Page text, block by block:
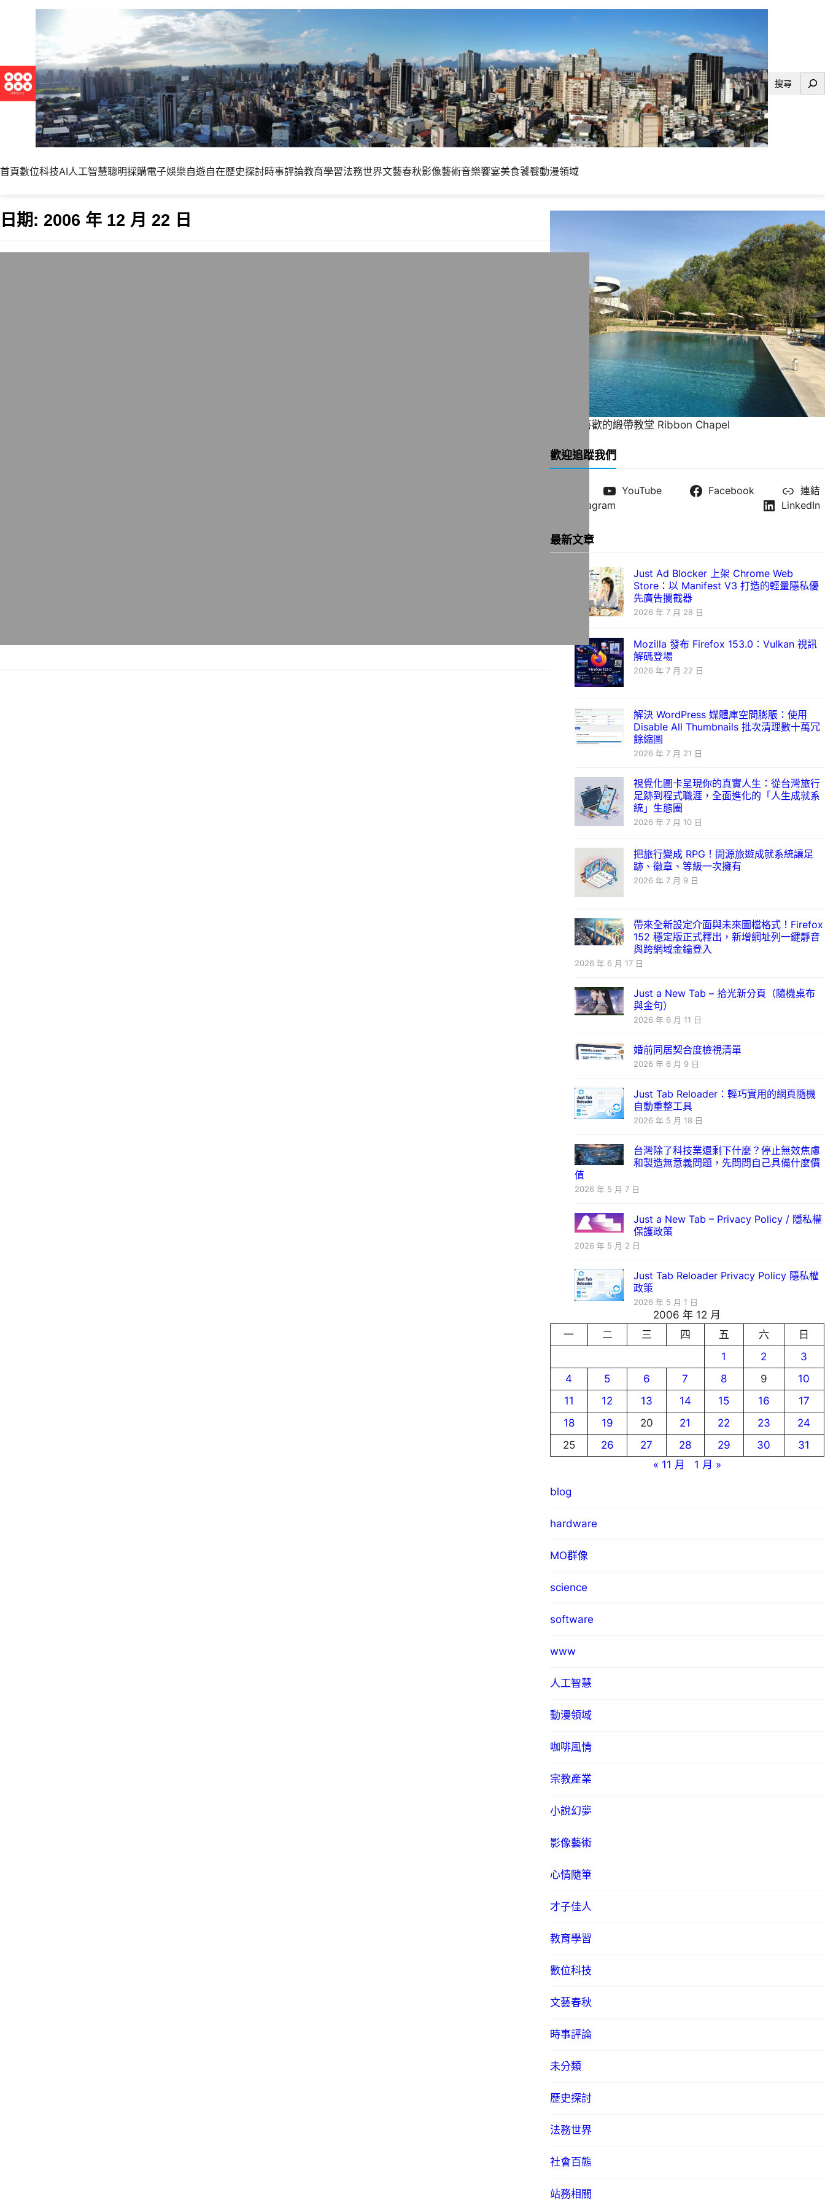
搜
首頁數位科技AI人工智慧聰明採購電子娛樂自遊自在歷史探討時事評論教育學習法務世界文藝春秋影像藝術音樂饗宴美食饕餮動漫領域
日期: 2006 年 12 月 22 日
一直很喜歡的緞帶教堂 Ribbon Chapel
歡迎追蹤我們
YouTube Facebook
連結
Instagram
LinkedIn
最新文章
Just Ad Blocker 上架 Chrome Web
Store：以 Manifest V3 打造的輕量隱私優
先廣告攔截器
2026 年 7 月 28 日
Mozilla 發布 Firefox 153.0：Vulkan 視訊
解碼登場
2026 年 7 月 22 日
解決 WordPress 媒體庫空間膨脹：使用
Disable All Thumbnails 批次清理數十萬冗
餘縮圖
2026 年 7 月 21 日
視覺化圖卡呈現你的真實人生：從台灣旅行
足跡到程式職涯，全面進化的「人生成就系
統」生態圈
2026 年 7 月 10 日
把旅行變成 RPG！開源旅遊成就系統讓足
跡、徽章、等級一次擁有
2026 年 7 月 9 日
帶來全新設定介面與未來圖檔格式！Firefox
152 穩定版正式釋出，新增網址列一鍵靜音
與跨網域金鑰登入
2026 年 6 月 17 日
Just a New Tab – 拾光新分頁（隨機桌布
與金句）
2026 年 6 月 11 日
婚前同居契合度檢視清單
2026 年 6 月 9 日
Just Tab Reloader：輕巧實用的網頁隨機
自動重整工具
2026 年 5 月 18 日
台灣除了科技業還剩下什麼？停止無效焦慮
和製造無意義問題，先問問自己具備什麼價
值
2026 年 5 月 7 日
Just a New Tab – Privacy Policy / 隱私權
保護政策
2026 年 5 月 2 日
Just Tab Reloader Privacy Policy 隱私權
政策
2026 年 5 月 1 日
2006 年 12 月
一
二 三 四 五 六
日
1
2
3
4
5 6 7 8 9
10
11
12 13 14 15 16
17
18
19 20 21 22 23
24
25
26 27 28 29 30
31
« 11 月
1 月 »
blog
hardware
MO群像
science
software
www
人工智慧
動漫領域
咖啡風情
宗教產業
小說幻夢
影像藝術
心情隨筆
才子佳人
教育學習
數位科技
文藝春秋
時事評論
未分類
歷史探討
法務世界
社會百態
站務相關